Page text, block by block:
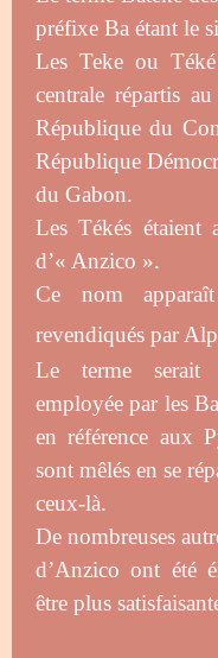
préfixe Ba étant le
Les Teke ou
centrale répartis
République du
République
du Gabon.
Les Tékés étaient
d’« Anzico ».
Ce nom
revendiqués par
Le terme serait
employée par les
en référence aux
sont mêlés en se
ceux-là.
De nombreuses
d’Anzico ont été
être plus